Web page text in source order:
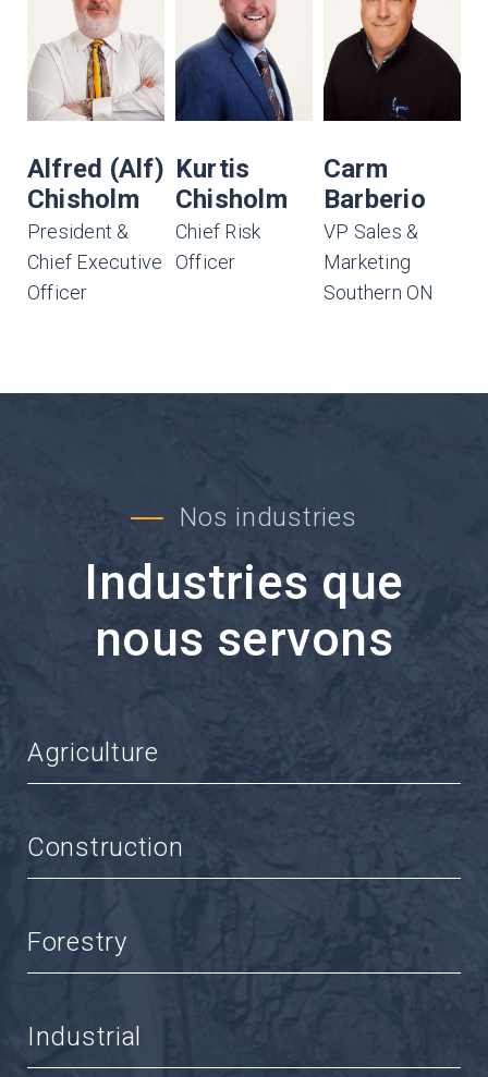
Alfred (Alf)
Chisholm
President &
Chief Executive
Officer
Kurtis
Chisholm
Chief Risk
Officer
Carm
Barberio
VP Sales &
Marketing
Southern ON
Nos industries
Industries que
nous servons
Agriculture
Construction
Forestry
Industrial